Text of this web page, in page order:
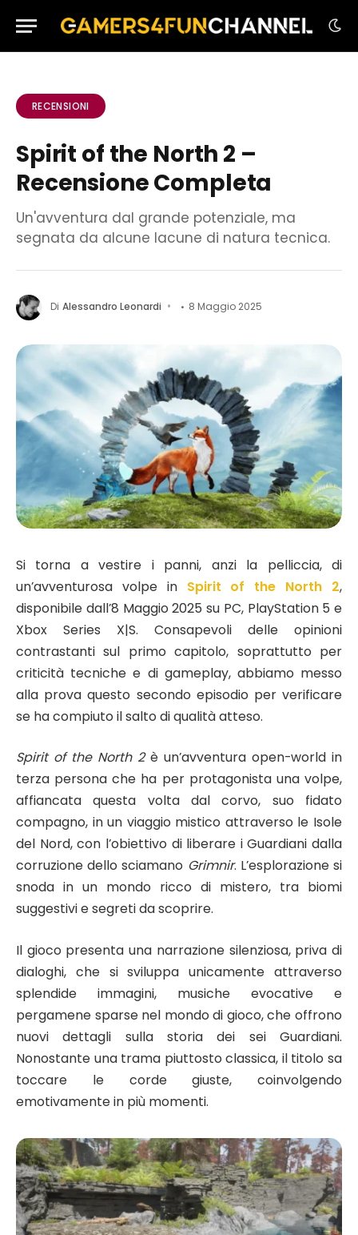
RECENSIONI
Spirit of the North 2 –
Recensione Completa
Un'avventura dal grande potenziale, ma
segnata da alcune lacune di natura tecnica.
Di Alessandro Leonardi 8 Maggio 2025
Si torna a vestire i panni, anzi la pelliccia, di
un’avventurosa volpe in Spirit of the North 2,
disponibile dall’8 Maggio 2025 su PC, PlayStation 5 e
Xbox Series X|S. Consapevoli delle opinioni
contrastanti sul primo capitolo, soprattutto per
criticità tecniche e di gameplay, abbiamo messo
alla prova questo secondo episodio per verificare
se ha compiuto il salto di qualità atteso.
Spirit of the North 2è un’avventura open-world in
terza persona che ha per protagonista una volpe,
affiancata questa volta dal corvo, suo fidato
compagno, in un viaggio mistico attraverso le Isole
del Nord, con l’obiettivo di liberare i Guardiani dalla
corruzione dello sciamano Grimnir. L’esplorazione si
snoda in un mondo ricco di mistero, tra biomi
suggestivi e segreti da scoprire.
Il gioco presenta una narrazione silenziosa, priva di
dialoghi, che si sviluppa unicamente attraverso
splendide immagini, musiche evocative e
pergamene sparse nel mondo di gioco, che offrono
nuovi dettagli sulla storia dei sei Guardiani.
Nonostante una trama piuttosto classica, il titolo sa
toccare le corde giuste, coinvolgendo
emotivamente in più momenti.